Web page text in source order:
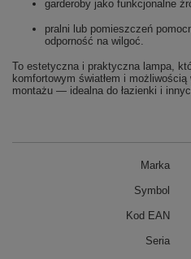
garderoby jako funkcjonalne
pralni lub pomieszczeń
odporność na wilgoć.
To estetyczna i praktyczna lampa,
komfortowym światłem i
montażu — idealna do łazienki i
Marka
Symbol
Kod EAN
Seria